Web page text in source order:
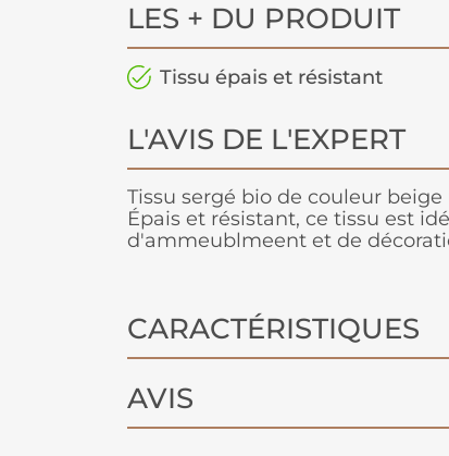
LES + DU PRODUIT
Tissu épais et résistant
L'AVIS DE L'EXPERT
Tissu sergé bio de couleur
Épais et résistant, ce tissu est
d'ammeublmeent et de
CARACTÉRISTIQUES
AVIS